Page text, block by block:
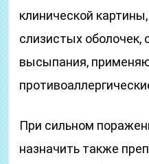
клинической
слизистых
высыпания,
При сильном
назначить также